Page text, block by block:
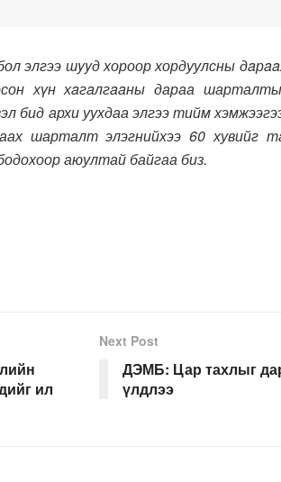
элгээ шyyд хороор хордуулсны
хүн хaгaлгaaны дараа
бид архи уухдаа элгээ тийм
шарталт элэгнийхээ 60 хувийг
аюултай байгаа биз.
ил
Next Post
ДЭМБ: Цар тахлыг
үлдлээ